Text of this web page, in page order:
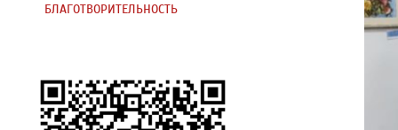
БЛАГОТВОРИТЕЛЬНОСТЬ